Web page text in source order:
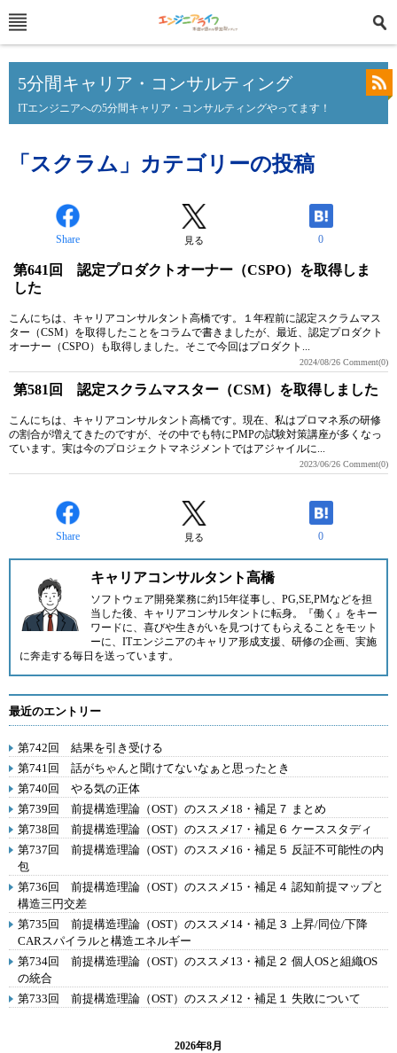
5分間キャリア・コンサルティング
ITエンジニアへの5分間キャリア・コンサルティングやってます！
「スクラム」カテゴリーの投稿
Share 見る 0
第641回 認定プロダクトオーナー（CSPO）を取得しま
した
こんにちは、キャリアコンサルタント高橋です。１年程前に認定スクラムマス
ター（CSM）を取得したことをコラムで書きましたが、最近、認定プロダクト
オーナー（CSPO）も取得しました。そこで今回はプロダクト...
2024/08/26 Comment(0)
第581回 認定スクラムマスター（CSM）を取得しました
こんにちは、キャリアコンサルタント高橋です。現在、私はプロマネ系の研修
の割合が増えてきたのですが、その中でも特にPMPの試験対策講座が多くなっ
ています。実は今のプロジェクトマネジメントではアジャイルに...
2023/06/26 Comment(0)
Share 見る 0
キャリアコンサルタント高橋
ソフトウェア開発業務に約15年従事し、PG,SE,PMなどを担
当した後、キャリアコンサルタントに転身。『働く』をキー
ワードに、喜びや生きがいを見つけてもらえることをモット
ーに、ITエンジニアのキャリア形成支援、研修の企画、実施
に奔走する毎日を送っています。
最近のエントリー
第742回 結果を引き受ける
第741回 話がちゃんと聞けてないなぁと思ったとき
第740回 やる気の正体
第739回 前提構造理論（OST）のススメ18・補足７ まとめ
第738回 前提構造理論（OST）のススメ17・補足６ ケーススタディ
第737回 前提構造理論（OST）のススメ16・補足５ 反証不可能性の内
包
第736回 前提構造理論（OST）のススメ15・補足４ 認知前提マップと
構造三円交差
第735回 前提構造理論（OST）のススメ14・補足３ 上昇/同位/下降
CARスパイラルと構造エネルギー
第734回 前提構造理論（OST）のススメ13・補足２ 個人OSと組織OS
の統合
第733回 前提構造理論（OST）のススメ12・補足１ 失敗について
2026年8月